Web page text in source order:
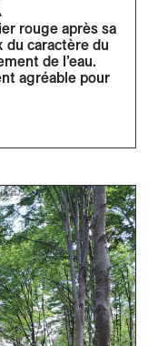
rouge après sa
du caractère du
de l’eau.
agréable pour